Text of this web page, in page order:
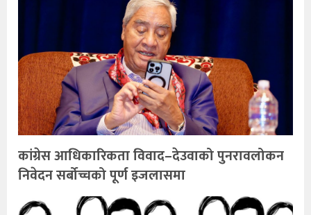
कांग्रेस आधिकारिकता विवाद–देउवाको पुनरावलोकन
निवेदन सर्बोच्चको पूर्ण इजलासमा